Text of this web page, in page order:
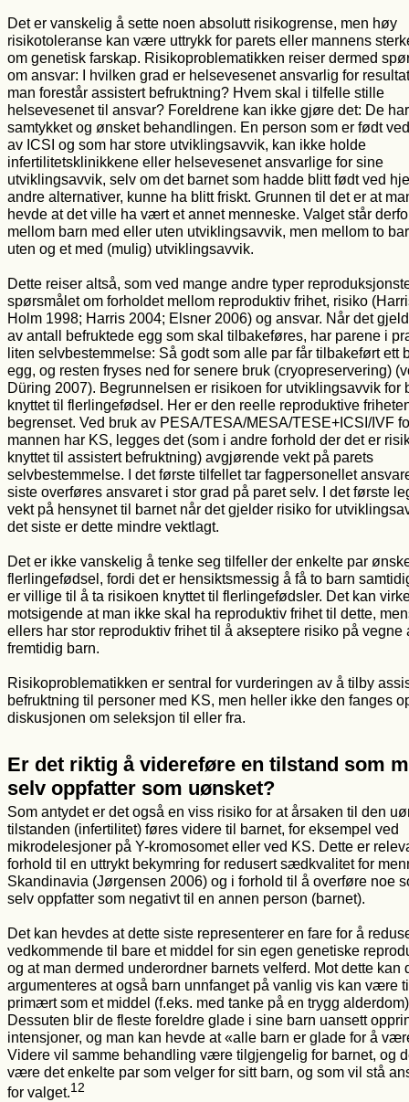
Det er vanskelig å sette noen absolutt risikogrense, men høy
risikotoleranse kan være uttrykk for parets eller mannens
om genetisk farskap. Risikoproblematikken reiser dermed
om ansvar: I hvilken grad er helsevesenet ansvarlig for
man forestår assistert befruktning? Hvem skal i tilfelle stille
helsevesenet til ansvar? Foreldrene kan ikke gjøre det: De har
samtykket og ønsket behandlingen. En person som er født
av ICSI og som har store utviklingsavvik, kan ikke holde
infertilitetsklinikkene eller helsevesenet ansvarlige for sine
utviklingsavvik, selv om det barnet som hadde blitt født ved
andre alternativer, kunne ha blitt friskt. Grunnen til det er at
hevde at det ville ha vært et annet menneske. Valget står
mellom barn med eller uten utviklingsavvik, men mellom to
uten og et med (mulig) utviklingsavvik.
Dette reiser altså, som ved mange andre typer
spørsmålet om forholdet mellom reproduktiv frihet, risiko
Holm 1998; Harris 2004; Elsner 2006) og ansvar. Når det
av antall befruktede egg som skal tilbakeføres, har parene i
liten selvbestemmelse: Så godt som alle par får tilbakeført ett
egg, og resten fryses ned for senere bruk (cryopreservering)
Düring 2007). Begrunnelsen er risikoen for utviklingsavvik for
knyttet til flerlingefødsel. Her er den reelle reproduktive
begrenset. Ved bruk av PESA/TESA/MESA/TESE+ICSI/IVF
mannen har KS, legges det (som i andre forhold der det er
knyttet til assistert befruktning) avgjørende vekt på parets
selvbestemmelse. I det første tilfellet tar fagpersonellet
siste overføres ansvaret i stor grad på paret selv. I det første
vekt på hensynet til barnet når det gjelder risiko for
det siste er dette mindre vektlagt.
Det er ikke vanskelig å tenke seg tilfeller der enkelte par
flerlingefødsel, fordi det er hensiktsmessig å få to barn
er villige til å ta risikoen knyttet til flerlingefødsler. Det kan
motsigende at man ikke skal ha reproduktiv frihet til dette,
ellers har stor reproduktiv frihet til å akseptere risiko på vegne
fremtidig barn.
Risikoproblematikken er sentral for vurderingen av å tilby
befruktning til personer med KS, men heller ikke den fanges
diskusjonen om seleksjon til eller fra.
Er det riktig å videreføre en tilstand som
selv oppfatter som uønsket?
Som antydet er det også en viss risiko for at årsaken til den
tilstanden (infertilitet) føres videre til barnet, for eksempel ved
mikrodelesjoner på Y-kromosomet eller ved KS. Dette er
forhold til en uttrykt bekymring for redusert sædkvalitet for
Skandinavia (Jørgensen 2006) og i forhold til å overføre noe
selv oppfatter som negativt til en annen person (barnet).
Det kan hevdes at dette siste representerer en fare for å
vedkommende til bare et middel for sin egen genetiske
og at man dermed underordner barnets velferd. Mot dette kan
argumenteres at også barn unnfanget på vanlig vis kan være
primært som et middel (f.eks. med tanke på en trygg
Dessuten blir de fleste foreldre glade i sine barn uansett
intensjoner, og man kan hevde at «alle barn er glade for å
Videre vil samme behandling være tilgjengelig for barnet, og
være det enkelte par som velger for sitt barn, og som vil stå
for valget.12